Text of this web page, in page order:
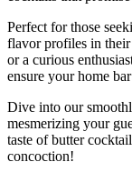
Perfect for those
flavor profiles in their
or a curious
ensure your home
Dive into our
mesmerizing your
taste of butter
concoction!